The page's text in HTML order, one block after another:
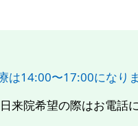
は14:00〜17:00になりま
来院希望の際はお電話